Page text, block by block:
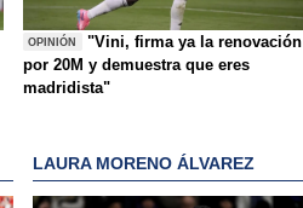
OPINIÓN
"Vini, firma ya la renovación
por 20M y demuestra que eres
madridista"
LAURA MORENO ÁLVAREZ